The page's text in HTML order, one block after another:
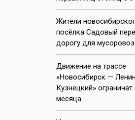
Жители
посёлка Садовый
дорогу для
Движение на трассе
«Новосибирск —
Кузнецкий» ограничат
месяца